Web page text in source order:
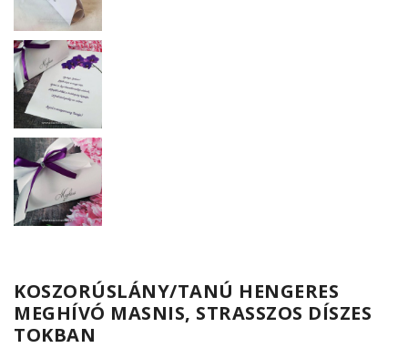
KOSZORÚSLÁNY/TANÚ HENGERES
MEGHÍVÓ MASNIS, STRASSZOS DÍSZES
TOKBAN